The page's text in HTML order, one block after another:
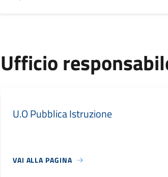
Ufficio
U.O Pubblica Istruzione
VAI ALLA PAGINA